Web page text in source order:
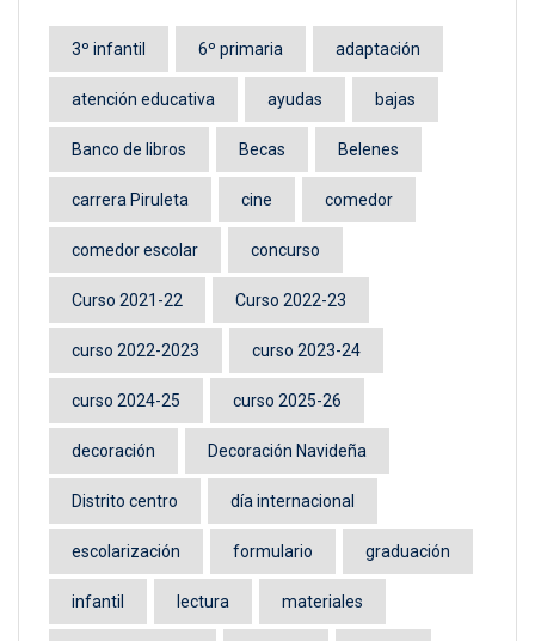
3º infantil 6º primaria adaptación
atención educativa ayudas bajas
Banco de libros Becas Belenes
carrera Piruleta cine comedor
comedor escolar concurso
Curso 2021-22 Curso 2022-23
curso 2022-2023 curso 2023-24
curso 2024-25 curso 2025-26
decoración Decoración Navideña
Distrito centro día internacional
escolarización formulario graduación
infantil lectura materiales